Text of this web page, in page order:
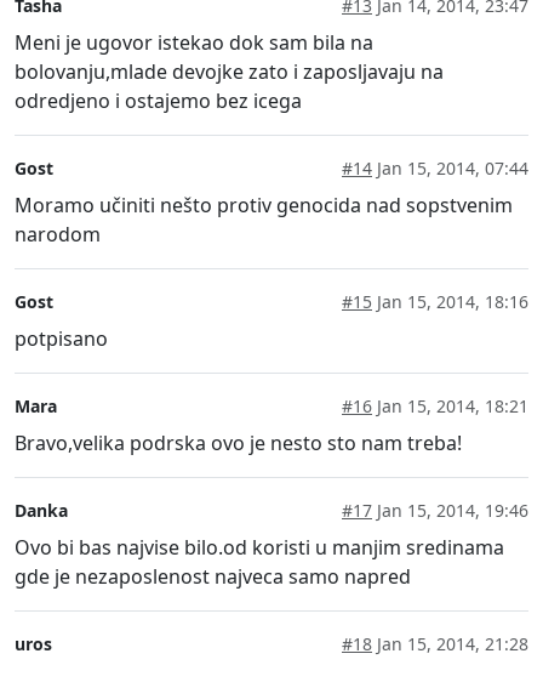
Tasha #13 Jan 14, 2014, 23:47
Meni je ugovor istekao dok sam bila na
bolovanju,mlade devojke zato i zaposljavaju na
odredjeno i ostajemo bez icega
Gost #14 Jan 15, 2014, 07:44
Moramo učiniti nešto protiv genocida nad sopstvenim
narodom
Gost #15 Jan 15, 2014, 18:16
potpisano
Mara #16 Jan 15, 2014, 18:21
Bravo,velika podrska ovo je nesto sto nam treba!
Danka #17 Jan 15, 2014, 19:46
Ovo bi bas najvise bilo.od koristi u manjim sredinama
gde je nezaposlenost najveca samo napred
uros #18 Jan 15, 2014, 21:28